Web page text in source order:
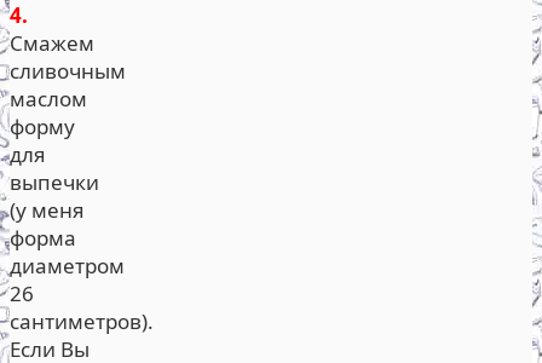
4.
Смажем
сливочным
маслом
форму
для
выпечки
(у меня
форма
диаметром
26
сантиметров).
Если Вы